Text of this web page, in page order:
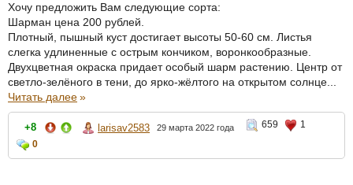
Хочу предложить Вам следующие сорта:
Шарман цена 200 рублей.
Плотный, пышный куст достигает высоты 50-60 см. Листья
слегка удлиненные с острым кончиком, воронкообразные.
Двухцветная окраска придает особый шарм растению. Центр от
светло-зелёного в тени, до ярко-жёлтого на открытом солнце...
Читать далее»
+8 larisav2583 29 марта 2022 года 659
1
0